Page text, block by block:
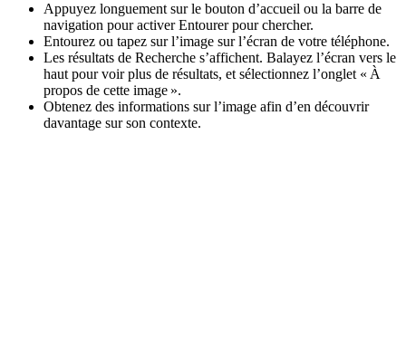
Appuyez longuement sur le bouton d’accueil ou la barre de
navigation pour activer Entourer pour chercher.
Entourez ou tapez sur l’image sur l’écran de votre téléphone.
Les résultats de Recherche s’affichent. Balayez l’écran vers le
haut pour voir plus de résultats, et sélectionnez l’onglet « À
propos de cette image ».
Obtenez des informations sur l’image afin d’en découvrir
davantage sur son contexte.